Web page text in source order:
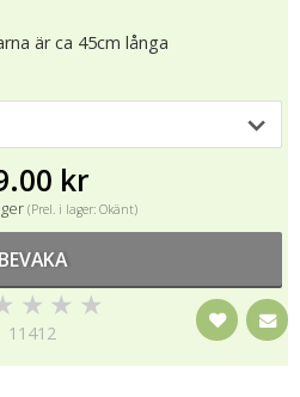
är ca 45cm långa
kr
(Prel. i lager: Okänt)
BEVAKA
★ ★ ★
11412